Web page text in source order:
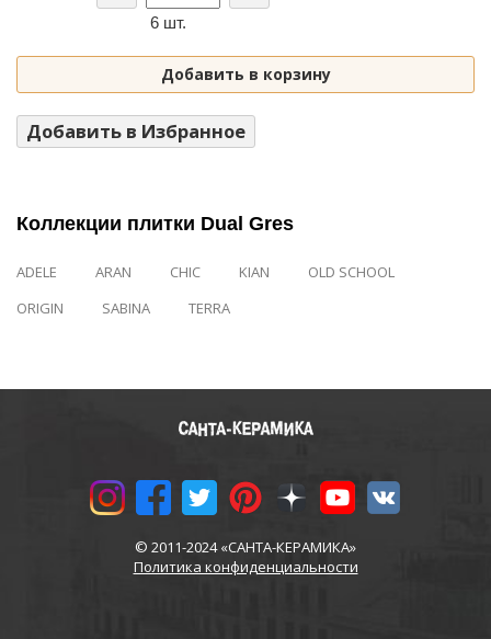
6 шт.
Добавить в корзину
Добавить в Избранное
Коллекции плитки Dual Gres
ADELE ARAN CHIC KIAN
OLD SCHOOL
ORIGIN
SABINA TERRA
© 2011-2024 «САНТА-КЕРАМИКА»
Политика конфиденциальности